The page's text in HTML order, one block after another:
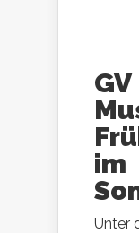
im
Unter